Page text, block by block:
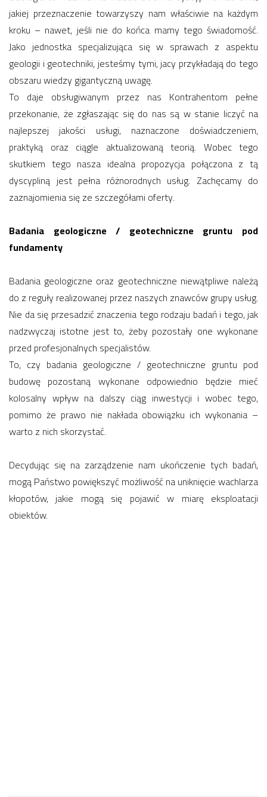
jakiej przeznaczenie towarzyszy nam właściwie na każdym
kroku – nawet, jeśli nie do końca mamy tego świadomość.
Jako jednostka specjalizująca się w sprawach z aspektu
geologii i geotechniki, jesteśmy tymi, jacy przykładają do tego
obszaru wiedzy gigantyczną uwagę.
To daje obsługiwanym przez nas Kontrahentom pełne
przekonanie, że zgłaszając się do nas są w stanie liczyć na
najlepszej jakości usługi, naznaczone doświadczeniem,
praktyką oraz ciągle aktualizowaną teorią. Wobec tego
skutkiem tego nasza idealna propozycja połączona z tą
dyscypliną jest pełna różnorodnych usług. Zachęcamy do
zaznajomienia się ze szczegółami oferty.
Badania geologiczne / geotechniczne gruntu pod
fundamenty
Badania geologiczne oraz geotechniczne niewątpliwe należą
do z reguły realizowanej przez naszych znawców grupy usług.
Nie da się przesadzić znaczenia tego rodzaju badań i tego, jak
nadzwyczaj istotne jest to, żeby pozostały one wykonane
przed profesjonalnych specjalistów.
To, czy badania geologiczne / geotechniczne gruntu pod
budowę pozostaną wykonane odpowiednio będzie mieć
kolosalny wpływ na dalszy ciąg inwestycji i wobec tego,
pomimo że prawo nie nakłada obowiązku ich wykonania –
warto z nich skorzystać.
Decydując się na zarządzenie nam ukończenie tych badań,
mogą Państwo powiększyć możliwość na uniknięcie wachlarza
kłopotów, jakie mogą się pojawić w miarę eksploatacji
obiektów.